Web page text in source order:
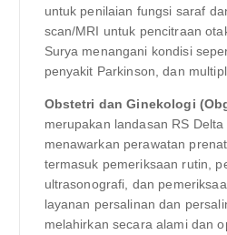
untuk penilaian fungsi saraf
scan/MRI untuk pencitraan
Surya menangani kondisi
penyakit Parkinson, dan
Obstetri dan Ginekologi
merupakan landasan RS
menawarkan perawatan
termasuk pemeriksaan rutin,
ultrasonografi, dan
layanan persalinan dan
melahirkan secara alami dan